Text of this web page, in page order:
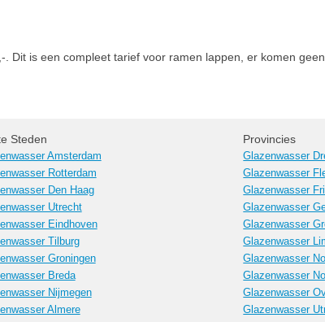
Dit is een compleet tarief voor ramen lappen, er komen
Steden
Amsterdam
Rotterdam
Den Haag
Utrecht
Eindhoven
Tilburg
Groningen
Breda
Nijmegen
Almere
Provincies
Glazenwasser
Glazenwasser
Glazenwasser
Glazenwasser
Glazenwasser
Glazenwasser
Glazenwasser
Glazenwasser
Glazenwasser
Glazenwasser